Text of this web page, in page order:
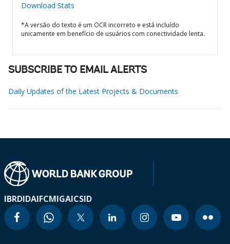
Download Stats
*A versão do texto é um OCR incorreto e está incluído
unicamente em benefício de usuários com conectividade lenta.
SUBSCRIBE TO EMAIL ALERTS
Daily Updates of the Latest Projects & Documents
IBRDIDAIFCMIGAICSID